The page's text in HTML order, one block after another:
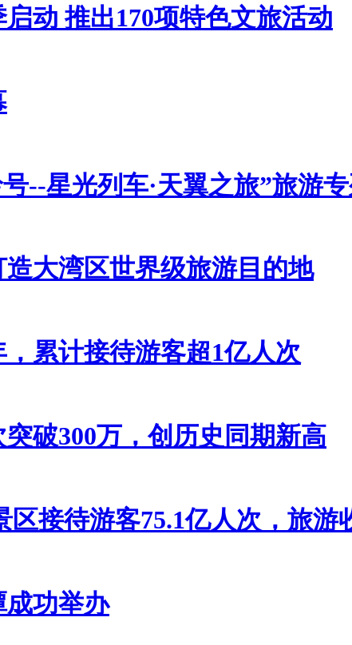
动 推出170项特色文旅活动
--星光列车·天翼之旅”旅游
大湾区世界级旅游目的地
累计接待游客超1亿人次
破300万，创历史同期新高
区接待游客75.1亿人次，旅游
功举办